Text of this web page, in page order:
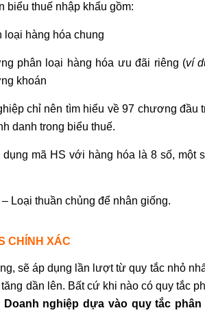
biểu thuế nhập khẩu gồm:
hàng hóa chung
phân loại hàng hóa ưu đãi riêng (ví
khoán
chỉ nên tìm hiểu về 97 chương đầu
danh trong biểu thuế.
dụng mã HS với hàng hóa là 8 số, một
Loại thuần chủng để nhân giống.
CHÍNH XÁC
sẽ áp dụng lần lượt từ quy tắc nhỏ
dần lên. Bất cứ khi nào có quy tắc
Doanh nghiệp dựa vào quy tắc